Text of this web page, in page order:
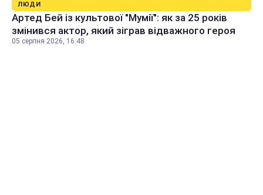
ЛЮДИ
Артед Бей із культової "Мумії": як за 25 років
змінився актор, який зіграв відважного героя
05 серпня 2026, 16:48